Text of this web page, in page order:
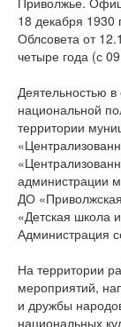
18 декабря 1930
Облсовета от
четыре года (с
Деятельностью
национальной
территории
администрации
ДО
«Детская школа
Администрация
На территории
мероприятий,
и дружбы
национальных